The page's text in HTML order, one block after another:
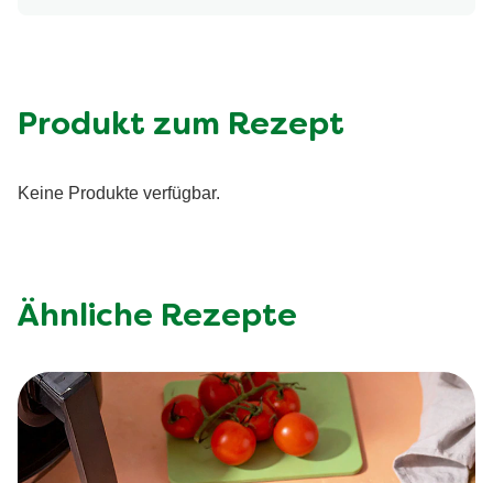
Produkt zum Rezept
Keine Produkte verfügbar.
Ähnliche Rezepte